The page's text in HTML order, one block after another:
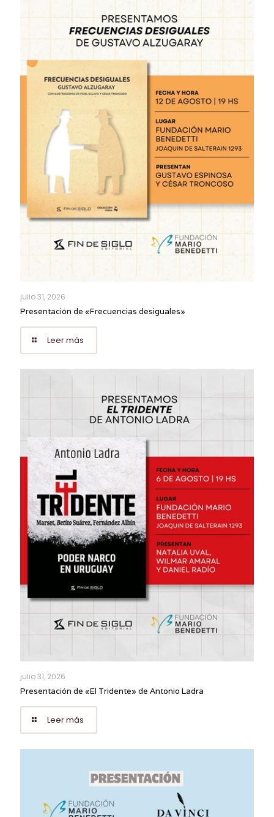
julio 31, 2026
Presentación de «Frecuencias desiguales»
Leer más
julio 31, 2026
Presentación de «El Tridente» de Antonio Ladra
Leer más